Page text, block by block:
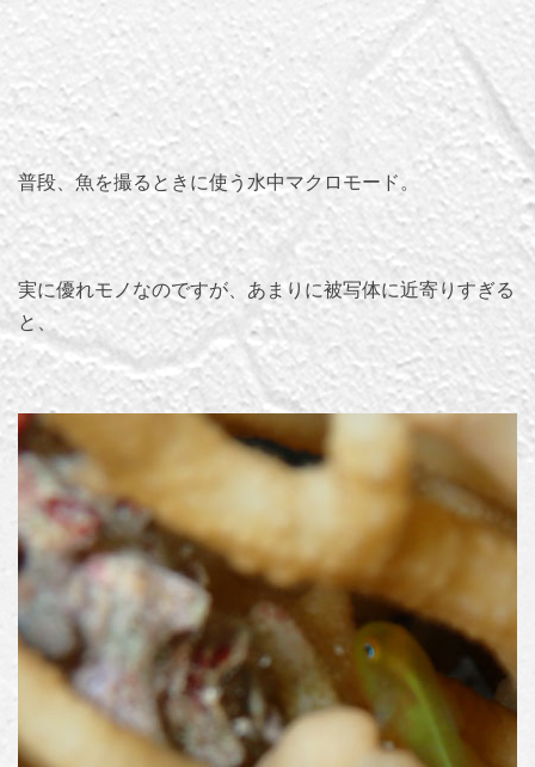
普段、魚を撮るときに使う水中マクロモード。
実に優れモノなのですが、あまりに被写体に近寄りすぎる
と、